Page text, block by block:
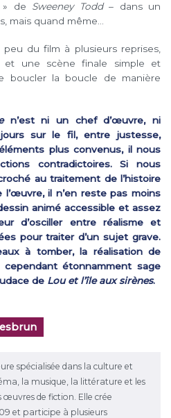
» de Sweeney Todd– dans un
mais quand même…
du film à plusieurs reprises,
et une scène finale simple et
boucler la boucle de manière
n’est ni un chef d’œuvre, ni
sur le fil, entre justesse,
plus convenus, il nous
contradictoires. Si nous
au traitement de l’histoire
il n’en reste pas moins
animé accessible et assez
d’osciller entre réalisme et
pour traiter d’un sujet grave.
à tomber, la réalisation de
étonnamment sage
de Lou et l’île aux sirènes.
spécialisée dans la culture et
la musique, la littérature et les
œuvres de fiction. Elle crée
et participe à plusieurs